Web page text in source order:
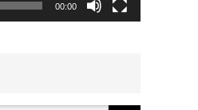
00:00